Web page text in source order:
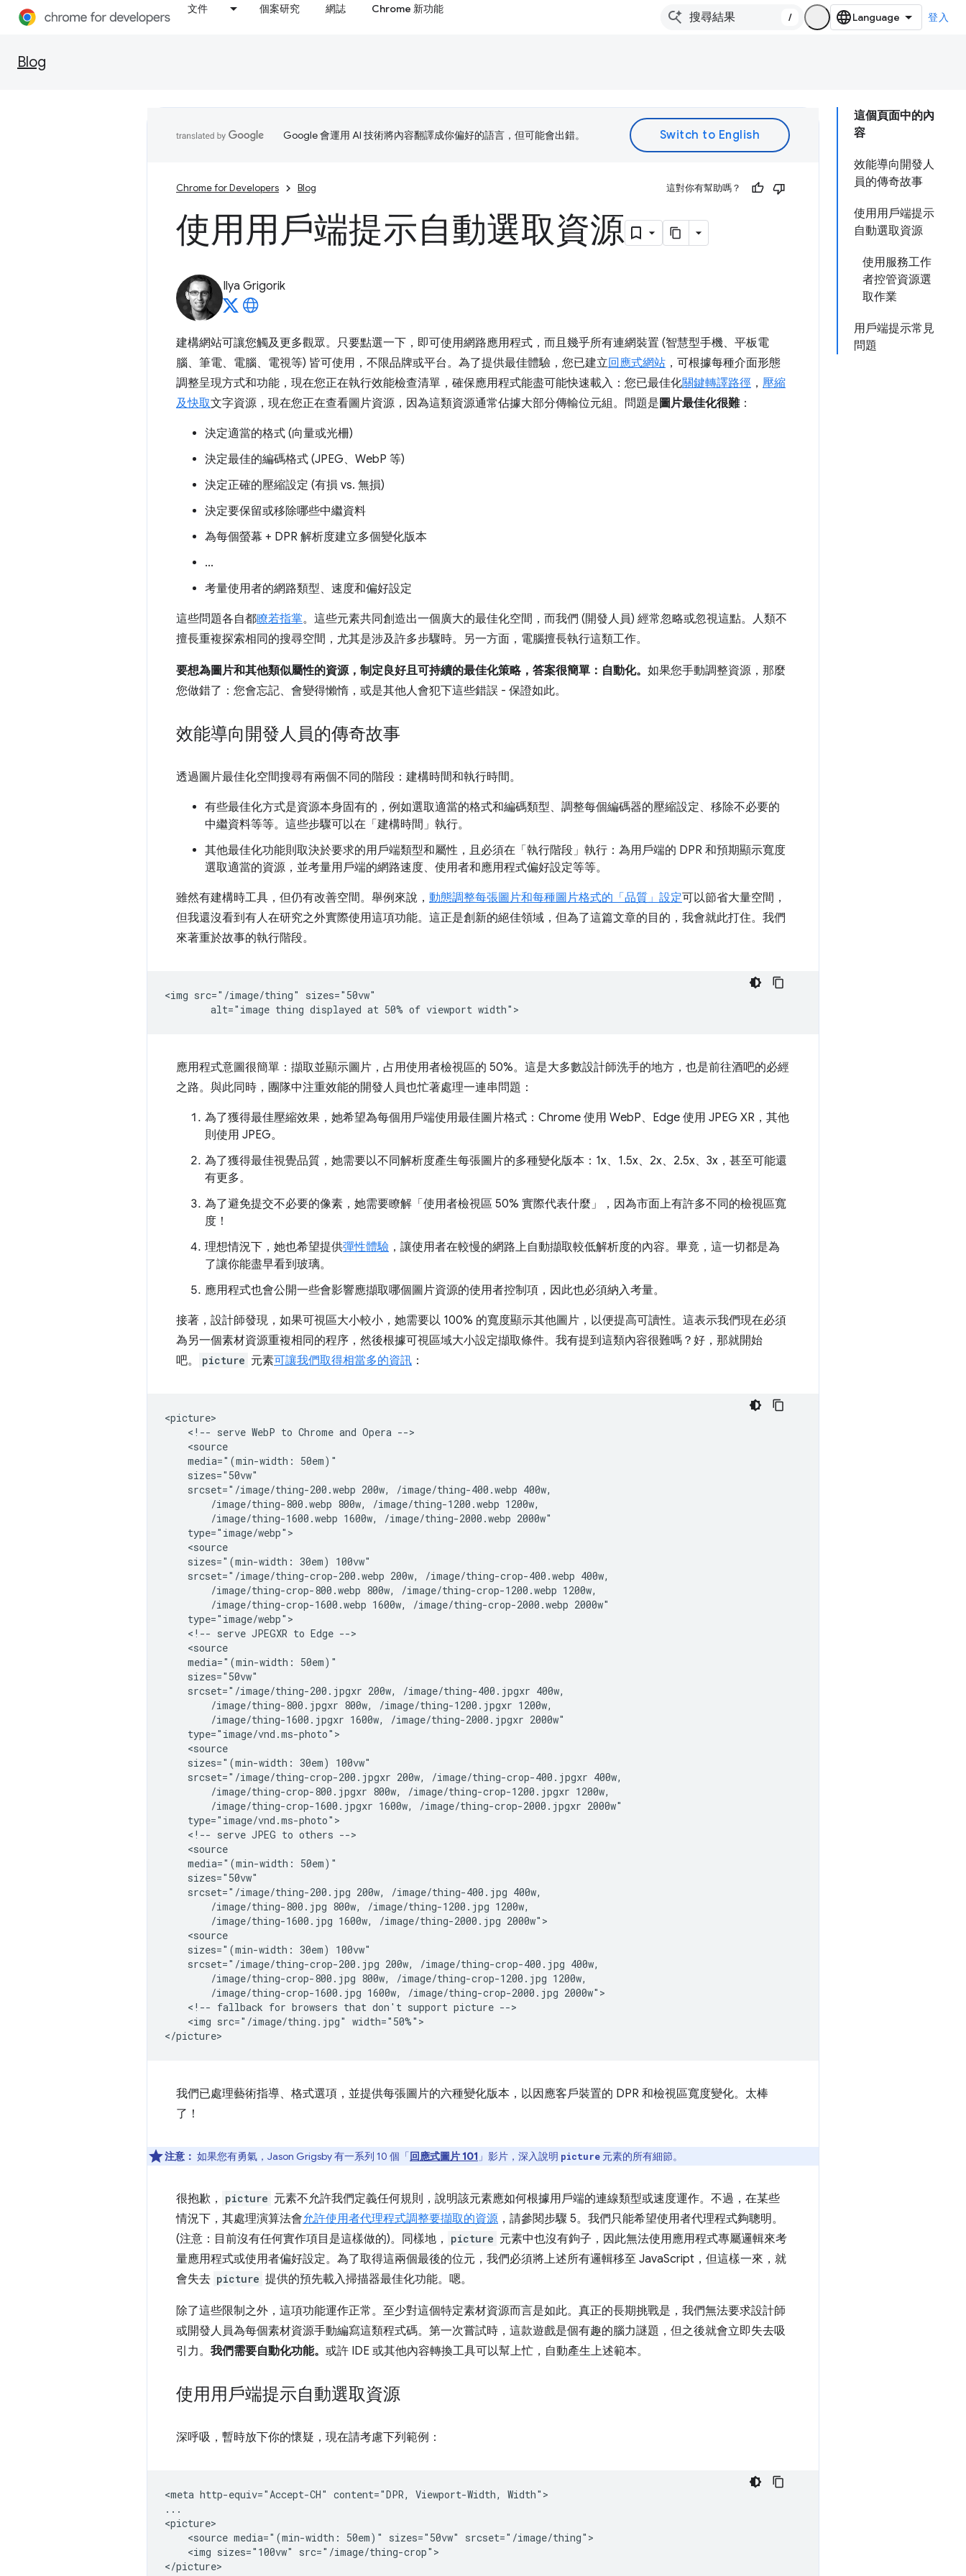
文件 個案研究 網誌 Chrome 新功能
/ 登入
Blog
這個頁面中的內
容
效能導向開發人
員的傳奇故事
使用用戶端提示
自動選取資源
使用服務工作
者控管資源選
取作業
用戶端提示常見
問題
Google 會運用 AI 技術將內容翻譯成你偏好的語言，但可能會出錯。
Chrome for Developers Blog 這對你有幫助嗎？
使用用戶端提示自動選取資源
Ilya Grigorik
建構網站可讓您觸及更多觀眾。只要點選一下，即可使用網路應用程式，而且幾乎所有連網裝置 (智慧型手機、平板電
腦、筆電、電腦、電視等) 皆可使用，不限品牌或平台。為了提供最佳體驗，您已建立回應式網站 ，可根據每種介面形態
調整呈現方式和功能，現在您正在執行效能檢查清單，確保應用程式能盡可能快速載入：您已最佳化關鍵轉譯路徑 ， 壓縮
及快取文字資源，現在您正在查看圖片資源，因為這類資源通常佔據大部分傳輸位元組。問題是 圖片最佳化很難：
決定適當的格式 (向量或光柵)
決定最佳的編碼格式 (JPEG、WebP 等)
決定正確的壓縮設定 (有損 vs. 無損)
決定要保留或移除哪些中繼資料
為每個螢幕 + DPR 解析度建立多個變化版本
...
考量使用者的網路類型、速度和偏好設定
這些問題各自都瞭若指掌。這些元素共同創造出一個廣大的最佳化空間，而我們 (開發人員) 經常忽略或忽視這點。人類不
擅長重複探索相同的搜尋空間，尤其是涉及許多步驟時。另一方面，電腦擅長執行這類工作。
要想為圖片和其他類似屬性的資源，制定良好且可持續的最佳化策略，答案很簡單：自動化。 如果您手動調整資源，那麼
您做錯了：您會忘記、會變得懶惰，或是其他人會犯下這些錯誤 - 保證如此。
效能導向開發人員的傳奇故事
透過圖片最佳化空間搜尋有兩個不同的階段：建構時間和執行時間。
有些最佳化方式是資源本身固有的，例如選取適當的格式和編碼類型、調整每個編碼器的壓縮設定、移除不必要的
中繼資料等等。這些步驟可以在「建構時間」執行。
其他最佳化功能則取決於要求的用戶端類型和屬性，且必須在「執行階段」執行：為用戶端的 DPR 和預期顯示寬度
選取適當的資源，並考量用戶端的網路速度、使用者和應用程式偏好設定等等。
雖然有建構時工具，但仍有改善空間。舉例來說， 動態調整每張圖片和每種圖片格式的「品質」設定可以節省大量空間，
但我還沒看到有人在研究之外實際使用這項功能。這正是創新的絕佳領域，但為了這篇文章的目的，我會就此打住。我們
來著重於故事的執行階段。
<img src="/image/thing" sizes="50vw"
應用程式意圖很簡單：擷取並顯示圖片，占用使用者檢視區的 50%。這是大多數設計師洗手的地方，也是前往酒吧的必經
之路。與此同時，團隊中注重效能的開發人員也忙著處理一連串問題：
為了獲得最佳壓縮效果，她希望為每個用戶端使用最佳圖片格式：Chrome 使用 WebP、Edge 使用 JPEG XR，其他
則使用 JPEG。
為了獲得最佳視覺品質，她需要以不同解析度產生每張圖片的多種變化版本：1x、1.5x、2x、2.5x、3x，甚至可能還
有更多。
為了避免提交不必要的像素，她需要瞭解「使用者檢視區 50% 實際代表什麼」，因為市面上有許多不同的檢視區寬
度！
理想情況下，她也希望提供彈性體驗 ，讓使用者在較慢的網路上自動擷取較低解析度的內容。畢竟，這一切都是為
了讓你能盡早看到玻璃。
應用程式也會公開一些會影響應擷取哪個圖片資源的使用者控制項，因此也必須納入考量。
接著，設計師發現，如果可視區大小較小，她需要以 100% 的寬度顯示其他圖片，以便提高可讀性。這表示我們現在必須
為另一個素材資源重複相同的程序，然後根據可視區域大小設定擷取條件。我有提到這類內容很難嗎？好，那就開始
吧。
picture 元素可讓我們取得相當多的資訊 ：
<picture>
    <!-- serve WebP to Chrome and Opera -->
    <source
    media="(min-width: 50em)"
    sizes="50vw"
    srcset="/image/thing-200.webp 200w, /image/thing-400.webp 400w,
        /image/thing-800.webp 800w, /image/thing-1200.webp 1200w,
        /image/thing-1600.webp 1600w, /image/thing-2000.webp 2000w"
    type="image/webp">
    <source
    sizes="(min-width: 30em) 100vw"
    srcset="/image/thing-crop-200.webp 200w, /image/thing-crop-400.webp 400w,
        /image/thing-crop-800.webp 800w, /image/thing-crop-1200.webp 1200w,
        /image/thing-crop-1600.webp 1600w, /image/thing-crop-2000.webp 2000w"
    type="image/webp">
    <!-- serve JPEGXR to Edge -->
    <source
    media="(min-width: 50em)"
    sizes="50vw"
    srcset="/image/thing-200.jpgxr 200w, /image/thing-400.jpgxr 400w,
        /image/thing-800.jpgxr 800w, /image/thing-1200.jpgxr 1200w,
        /image/thing-1600.jpgxr 1600w, /image/thing-2000.jpgxr 2000w"
    type="image/vnd.ms-photo">
    <source
    sizes="(min-width: 30em) 100vw"
    srcset="/image/thing-crop-200.jpgxr 200w, /image/thing-crop-400.jpgxr 400w,
        /image/thing-crop-800.jpgxr 800w, /image/thing-crop-1200.jpgxr 1200w,
        /image/thing-crop-1600.jpgxr 1600w, /image/thing-crop-2000.jpgxr 2000w"
    type="image/vnd.ms-photo">
    <!-- serve JPEG to others -->
    <source
    media="(min-width: 50em)"
    sizes="50vw"
    srcset="/image/thing-200.jpg 200w, /image/thing-400.jpg 400w,
        /image/thing-800.jpg 800w, /image/thing-1200.jpg 1200w,
        /image/thing-1600.jpg 1600w, /image/thing-2000.jpg 2000w">
    <source
    sizes="(min-width: 30em) 100vw"
    srcset="/image/thing-crop-200.jpg 200w, /image/thing-crop-400.jpg 400w,
        /image/thing-crop-800.jpg 800w, /image/thing-crop-1200.jpg 1200w,
        /image/thing-crop-1600.jpg 1600w, /image/thing-crop-2000.jpg 2000w">
    <!-- fallback for browsers that don't support picture -->
    <img src="/image/thing.jpg" width="50%">
我們已處理藝術指導、格式選項，並提供每張圖片的六種變化版本，以因應客戶裝置的 DPR 和檢視區寬度變化。太棒
了！
注意： 如果您有勇氣，Jason Grigsby 有一系列 10 個「回應式圖片 101 」影片，深入說明 picture 元素的所有細節。
很抱歉， picture 元素不允許我們定義任何規則，說明該元素應如何根據用戶端的連線類型或速度運作。不過，在某些
情況下，其處理演算法會允許使用者代理程式調整要擷取的資源 ，請參閱步驟 5。我們只能希望使用者代理程式夠聰明。
(注意：目前沒有任何實作項目是這樣做的)。同樣地，
picture 元素中也沒有鉤子，因此無法使用應用程式專屬邏輯來考
量應用程式或使用者偏好設定。為了取得這兩個最後的位元，我們必須將上述所有邏輯移至 JavaScript，但這樣一來，就
會失去 picture 提供的預先載入掃描器最佳化功能。嗯。
除了這些限制之外，這項功能運作正常。至少對這個特定素材資源而言是如此。真正的長期挑戰是，我們無法要求設計師
或開發人員為每個素材資源手動編寫這類程式碼。第一次嘗試時，這款遊戲是個有趣的腦力謎題，但之後就會立即失去吸
引力。 我們需要自動化功能。 或許 IDE 或其他內容轉換工具可以幫上忙，自動產生上述範本。
使用用戶端提示自動選取資源
深呼吸，暫時放下你的懷疑，現在請考慮下列範例：
<meta http-equiv="Accept-CH" content="DPR, Viewport-Width, Width">
...
<picture>
    <source media="(min-width: 50em)" sizes="50vw" srcset="/image/thing">
    <img sizes="100vw" src="/image/thing-crop">